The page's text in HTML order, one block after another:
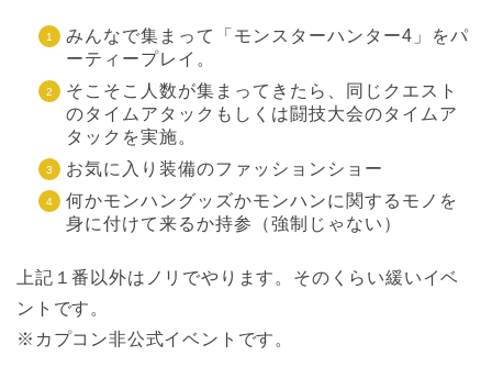
みんなで集まって「モンスターハンター4」をパ
ーティープレイ。
そこそこ人数が集まってきたら、同じクエスト
のタイムアタックもしくは闘技大会のタイムア
タックを実施。
お気に入り装備のファッションショー
何かモンハングッズかモンハンに関するモノを
身に付けて来るか持参（強制じゃない）
上記１番以外はノリでやります。そのくらい緩いイベ
ントです。
※カプコン非公式イベントです。